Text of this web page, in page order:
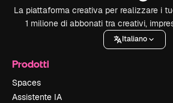
La piattaforma creativa per realizzare i
1 milione di abbonati tra creativi,
Italiano
Prodotti
Spaces
Assistente IA